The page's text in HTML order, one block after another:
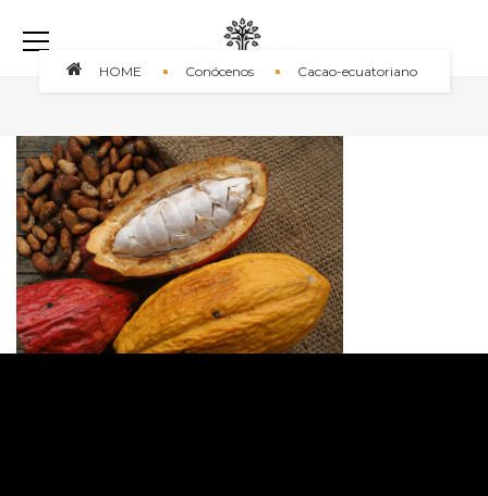
HOME Conócenos Cacao-ecuatoriano